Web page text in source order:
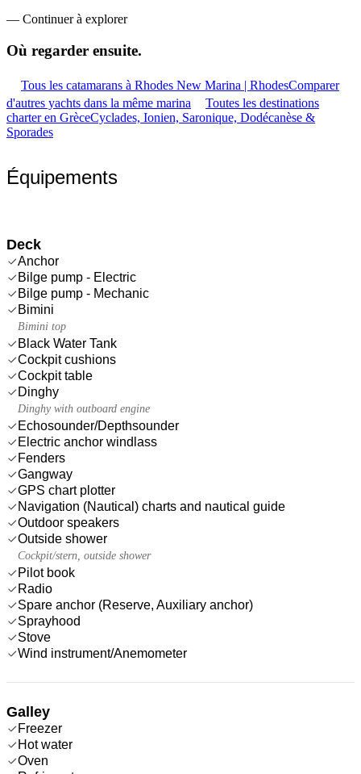
— Continuer à explorer
Où regarder ensuite.
Tous les catamarans à Rhodes New Marina | RhodesComparer
d'autres yachts dans la même marina
Toutes les destinations
charter en GrèceCyclades, Ionien, Saronique, Dodécanèse &
Sporades
Équipements
Deck
Anchor
Bilge pump - Electric
Bilge pump - Mechanic
Bimini
Bimini top
Black Water Tank
Cockpit cushions
Cockpit table
Dinghy
Dinghy with outboard engine
Echosounder/Depthsounder
Electric anchor windlass
Fenders
Gangway
GPS chart plotter
Navigation (Nautical) charts and nautical guide
Outdoor speakers
Outside shower
Cockpit/stern, outside shower
Pilot book
Radio
Spare anchor (Reserve, Auxiliary anchor)
Sprayhood
Stove
Wind instrument/Anemometer
Galley
Freezer
Hot water
Oven